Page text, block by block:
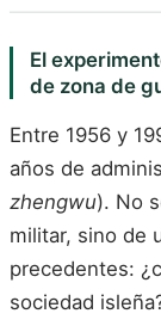
El
de zona de
Entre 1956 y
años de
zhengwu). No
militar, sino de
precedentes:
sociedad